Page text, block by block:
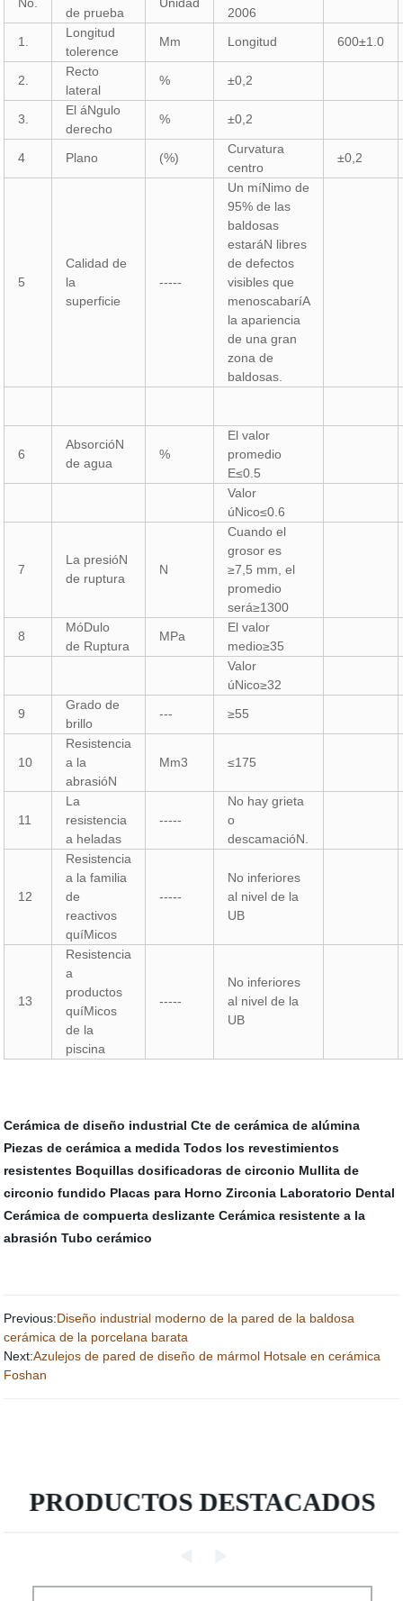
de prueba
2006
1.
Longitud
tolerence
Mm Longitud 600±1.0
2.
Recto
lateral
% ±0,2
3.
El áNgulo
derecho
% ±0,2
4 Plano (%)
Curvatura
centro
±0,2
5
Calidad de
la
superficie
-----
Un míNimo de
95% de las
baldosas
estaráN libres
de defectos
visibles que
menoscabaríA
la apariencia
de una gran
zona de
baldosas.
6
AbsorcióN
de agua
%
El valor
promedio
E≤0.5
Valor
úNico≤0.6
7
La presióN
de ruptura
N
Cuando el
grosor es
≥7,5 mm, el
promedio
será≥1300
8
MóDulo
de Ruptura
MPa
El valor
medio≥35
Valor
úNico≥32
9
Grado de
brillo
--- ≥55
10
Resistencia
a la
abrasióN
Mm3 ≤175
11
La
resistencia
a heladas
-----
No hay grieta
o
descamacióN.
12
Resistencia
a la familia
de
reactivos
quíMicos
-----
No inferiores
al nivel de la
UB
13
Resistencia
a
productos
quíMicos
de la
piscina
-----
No inferiores
al nivel de la
UB
Cerámica de diseño industrial Cte de cerámica de alúmina
Piezas de cerámica a medida Todos los revestimientos
resistentes Boquillas dosificadoras de circonio Mullita de
circonio fundido Placas para Horno Zirconia Laboratorio Dental
Cerámica de compuerta deslizante Cerámica resistente a la
abrasión Tubo cerámico
Previous:Diseño industrial moderno de la pared de la baldosa
cerámica de la porcelana barata
Next:Azulejos de pared de diseño de mármol Hotsale en cerámica
Foshan
PRODUCTOS DESTACADOS